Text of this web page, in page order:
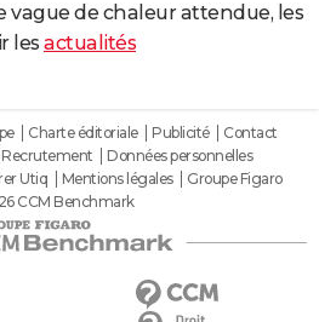
vague de chaleur attendue, les
les actualités
Charte éditoriale Publicité
Contact
Recrutement
Données personnelles
Utiq Mentions légales
Groupe Figaro
CCM Benchmark